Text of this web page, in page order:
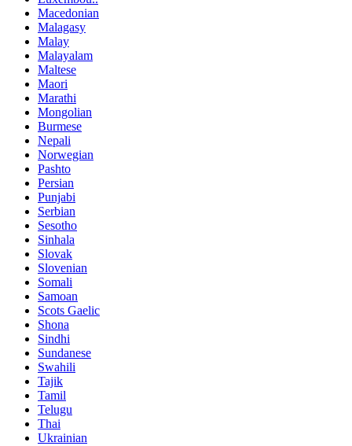
Macedonian
Malagasy
Malay
Malayalam
Maltese
Maori
Marathi
Mongolian
Burmese
Nepali
Norwegian
Pashto
Persian
Punjabi
Serbian
Sesotho
Sinhala
Slovak
Slovenian
Somali
Samoan
Scots Gaelic
Shona
Sindhi
Sundanese
Swahili
Tajik
Tamil
Telugu
Thai
Ukrainian